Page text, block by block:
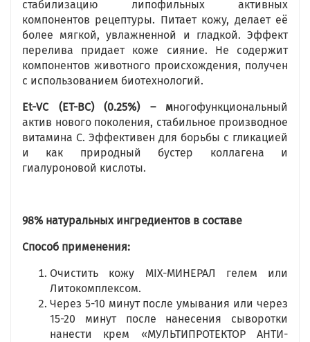
стабилизацию липофильных активных
компонентов рецептуры. Питает кожу, делает её
более мягкой, увлажненной и гладкой. Эффект
перелива придает коже сияние. Не содержит
компонентов животного происхождения, получен
с использованием биотехнологий.
Et-VC (ЕТ-ВС) (0.25%) – многофункциональный
актив нового поколения, стабильное производное
витамина С. Эффективен для борьбы с гликацией
и как природный бустер коллагена и
гиалуроновой кислоты.
98% натуральных ингредиентов в составе
Способ применения:
Очистить кожу МIX-МИНЕРАЛ гелем или
Литокомплексом.
Через 5-10 минут после умывания или через
15-20 минут после нанесения сыворотки
нанести крем «МУЛЬТИПРОТЕКТОР АНТИ-